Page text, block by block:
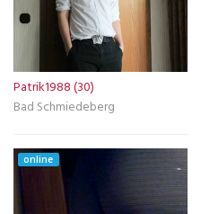
Patrik1988 (30)
Bad Schmiedeberg
online